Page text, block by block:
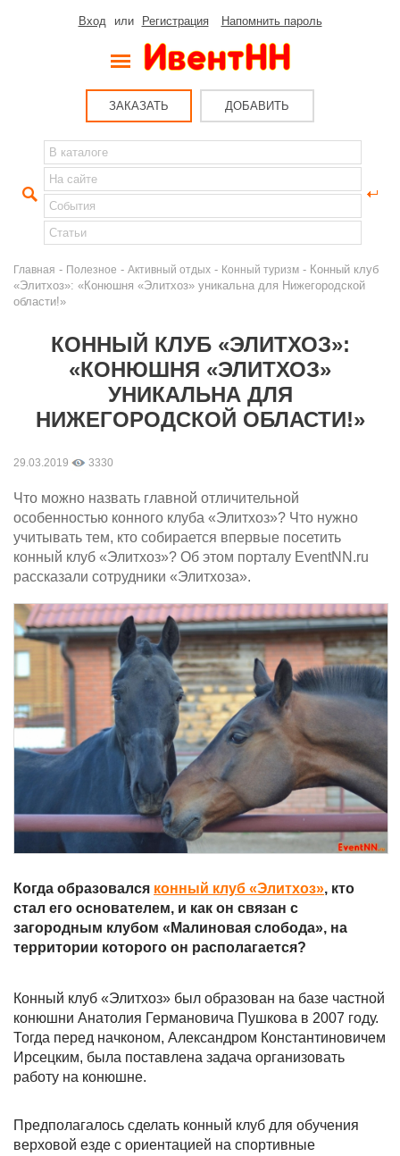
Вход или Регистрация Напомнить пароль
ЗАКАЗАТЬ ДОБАВИТЬ
Главная - Полезное - Активный отдых - Конный туризм - Конный клуб
«Элитхоз»: «Конюшня «Элитхоз» уникальна для Нижегородской
области!»
КОННЫЙ КЛУБ «ЭЛИТХОЗ»:
«КОНЮШНЯ «ЭЛИТХОЗ»
УНИКАЛЬНА ДЛЯ
НИЖЕГОРОДСКОЙ ОБЛАСТИ!»
29.03.2019 3330
Что можно назвать главной отличительной
особенностью конного клуба «Элитхоз»? Что нужно
учитывать тем, кто собирается впервые посетить
конный клуб «Элитхоз»? Об этом порталу EventNN.ru
рассказали сотрудники «Элитхоза».
Когда образовался конный клуб «Элитхоз», кто
стал его основателем, и как он связан с
загородным клубом «Малиновая слобода», на
территории которого он располагается?
Конный клуб «Элитхоз» был образован на базе частной
конюшни Анатолия Германовича Пушкова в 2007 году.
Тогда перед начконом, Александром Константиновичем
Ирсецким, была поставлена задача организовать
работу на конюшне.
Предполагалось сделать конный клуб для обучения
верховой езде с ориентацией на спортивные